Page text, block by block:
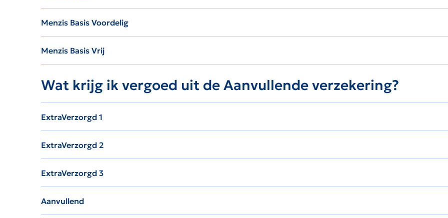
Menzis Basis Voordelig
Menzis Basis Vrij
Wat krijg ik vergoed uit de Aanvullende verzekering?
ExtraVerzorgd 1
ExtraVerzorgd 2
ExtraVerzorgd 3
Aanvullend